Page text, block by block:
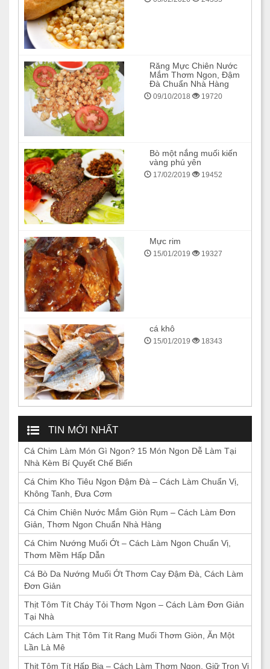
Răng Mực Chiên Nước
Mắm Thơm Ngon, Đậm
Đà Chuẩn Nhà Hàng
09/10/2018 19720
Bò một nắng muối kiến
vàng phú yên
17/02/2019 19452
Mực rim
15/01/2019 19327
cá khô
15/01/2019 18343
TIN MỚI NHẤT
Cá Chim Làm Món Gì Ngon? 15 Món Ngon Dễ Làm Tại
Nhà Kèm Bí Quyết Chế Biến
Cá Chim Kho Tiêu Ngon Đậm Đà – Cách Làm Chuẩn Vị,
Không Tanh, Đưa Cơm
Cá Chim Chiên Nước Mắm Giòn Rụm – Cách Làm Đơn
Giản, Thơm Ngon Chuẩn Nhà Hàng
Cá Chim Nướng Muối Ớt – Cách Làm Ngon Chuẩn Vị,
Thơm Mềm Hấp Dẫn
Cá Bò Da Nướng Muối Ớt Thơm Cay Đậm Đà, Cách Làm
Đơn Giản
Thịt Tôm Tít Cháy Tỏi Thơm Ngon – Cách Làm Đơn Giản
Tại Nhà
Cách Làm Thịt Tôm Tít Rang Muối Thơm Giòn, Ăn Một
Lần Là Mê
Thịt Tôm Tít Hấp Bia – Cách Làm Thơm Ngon, Giữ Trọn Vị